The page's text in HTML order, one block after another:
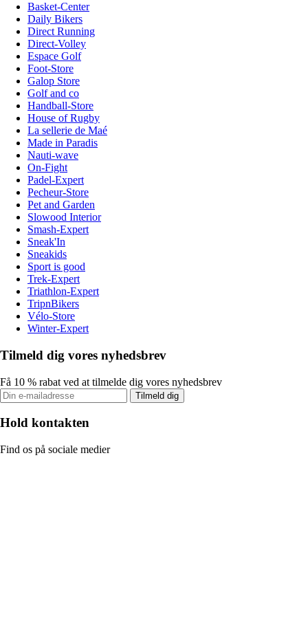
Basket-Center
Daily Bikers
Direct Running
Direct-Volley
Espace Golf
Foot-Store
Galop Store
Golf and co
Handball-Store
House of Rugby
La sellerie de Maé
Made in Paradis
Nauti-wave
On-Fight
Padel-Expert
Pecheur-Store
Pet and Garden
Slowood Interior
Smash-Expert
Sneak'In
Sneakids
Sport is good
Trek-Expert
Triathlon-Expert
TripnBikers
Vélo-Store
Winter-Expert
Tilmeld dig vores nyhedsbrev
Få 10 % rabat ved at tilmelde dig vores nyhedsbrev
Tilmeld dig
Hold kontakten
Find os på sociale medier